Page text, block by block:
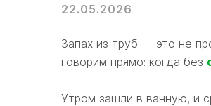
22.05.2026
Запах из труб — это не
говорим прямо: когда без
Утром зашли в ванную, и